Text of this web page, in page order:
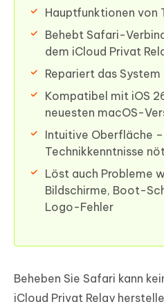
Hauptfunktionen von
Behebt Safari-
dem iCloud Privat
Repariert das
Kompatibel mit iOS
neuesten macOS-
Intuitive Oberfläche
Technikkenntnisse
Löst auch Probleme
Bildschirme, Boot-
Logo-Fehler
Beheben Sie Safari kann
iCloud Privat Relay